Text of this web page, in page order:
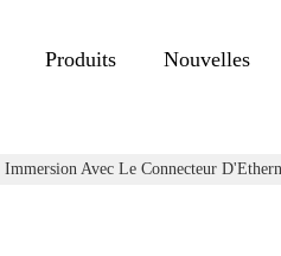
Produits Nouvelles
Avec Le Connecteur